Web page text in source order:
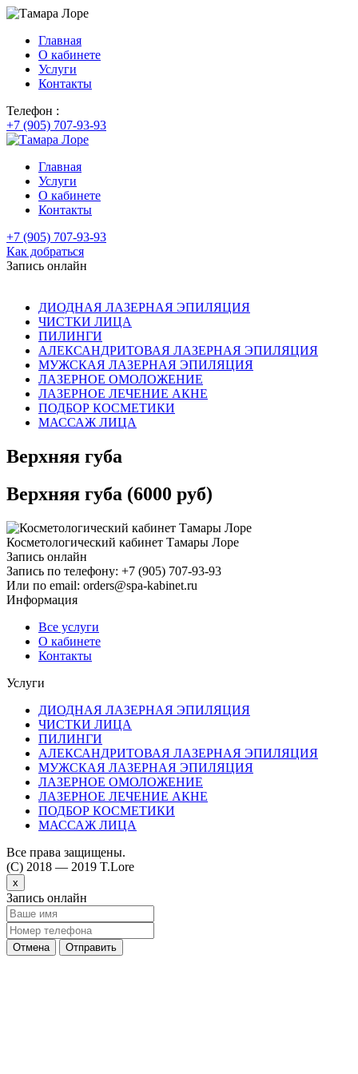
Главная
О кабинете
Услуги
Контакты
Телефон :
+7 (905) 707-93-93
Главная
Услуги
О кабинете
Контакты
+7 (905) 707-93-93
Как добраться
Запись онлайн
ДИОДНАЯ ЛАЗЕРНАЯ ЭПИЛЯЦИЯ
ЧИСТКИ ЛИЦА
ПИЛИНГИ
АЛЕКСАНДРИТОВАЯ ЛАЗЕРНАЯ ЭПИЛЯЦИЯ
МУЖСКАЯ ЛАЗЕРНАЯ ЭПИЛЯЦИЯ
ЛАЗЕРНОЕ ОМОЛОЖЕНИЕ
ЛАЗЕРНОЕ ЛЕЧЕНИЕ АКНЕ
ПОДБОР КОСМЕТИКИ
МАССАЖ ЛИЦА
Верхняя губа
Верхняя губа (6000 руб)
Косметологический кабинет Тамары Лоре
Запись онлайн
Запись по телефону: +7 (905) 707-93-93
Или по email: orders@spa-kabinet.ru
Информация
Все услуги
О кабинете
Контакты
Услуги
ДИОДНАЯ ЛАЗЕРНАЯ ЭПИЛЯЦИЯ
ЧИСТКИ ЛИЦА
ПИЛИНГИ
АЛЕКСАНДРИТОВАЯ ЛАЗЕРНАЯ ЭПИЛЯЦИЯ
МУЖСКАЯ ЛАЗЕРНАЯ ЭПИЛЯЦИЯ
ЛАЗЕРНОЕ ОМОЛОЖЕНИЕ
ЛАЗЕРНОЕ ЛЕЧЕНИЕ АКНЕ
ПОДБОР КОСМЕТИКИ
МАССАЖ ЛИЦА
Все права защищены.
(C) 2018 — 2019 T.Lore
x
Запись онлайн
Отмена Отправить